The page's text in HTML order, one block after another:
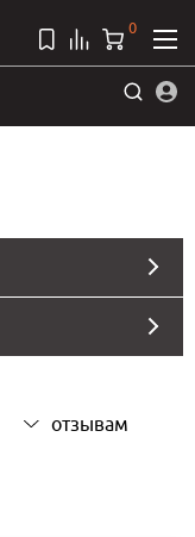
0
отзывам